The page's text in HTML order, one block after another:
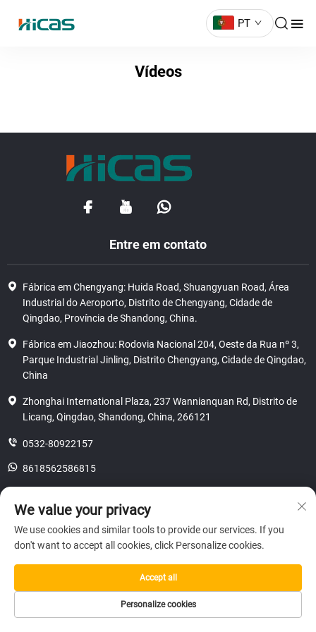
PT
Vídeos
Entre em contato
Fábrica em Chengyang: Huida Road, Shuangyuan Road, Área
Industrial do Aeroporto, Distrito de Chengyang, Cidade de
Qingdao, Província de Shandong, China.
Fábrica em Jiaozhou: Rodovia Nacional 204, Oeste da Rua nº 3,
Parque Industrial Jinling, Distrito Chengyang, Cidade de Qingdao,
China
Zhonghai International Plaza, 237 Wannianquan Rd, Distrito de
Licang, Qingdao, Shandong, China, 266121
0532-80922157
8618562586815
Direitos autorais © 2025 SHANDONG HICAS MACHINERY (GROUP) CO.,
privacidade
We value your privacy
We use cookies and similar tools to provide our services. If you
don't want to accept all cookies, click Personalize cookies.
Personalize cookies
Accept all